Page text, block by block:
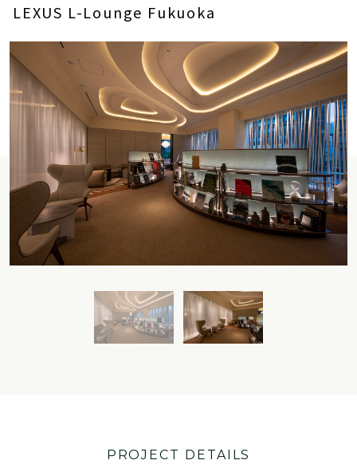
LEXUS L-Lounge Fukuoka
PROJECT DETAILS